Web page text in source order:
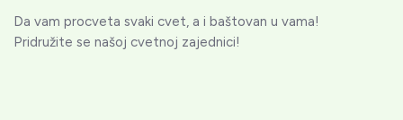
Da vam procveta svaki cvet, a i baštovan u vama!
Pridružite se našoj cvetnoj zajednici!